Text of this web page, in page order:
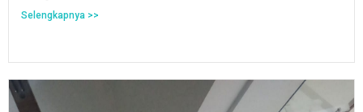
Selengkapnya >>